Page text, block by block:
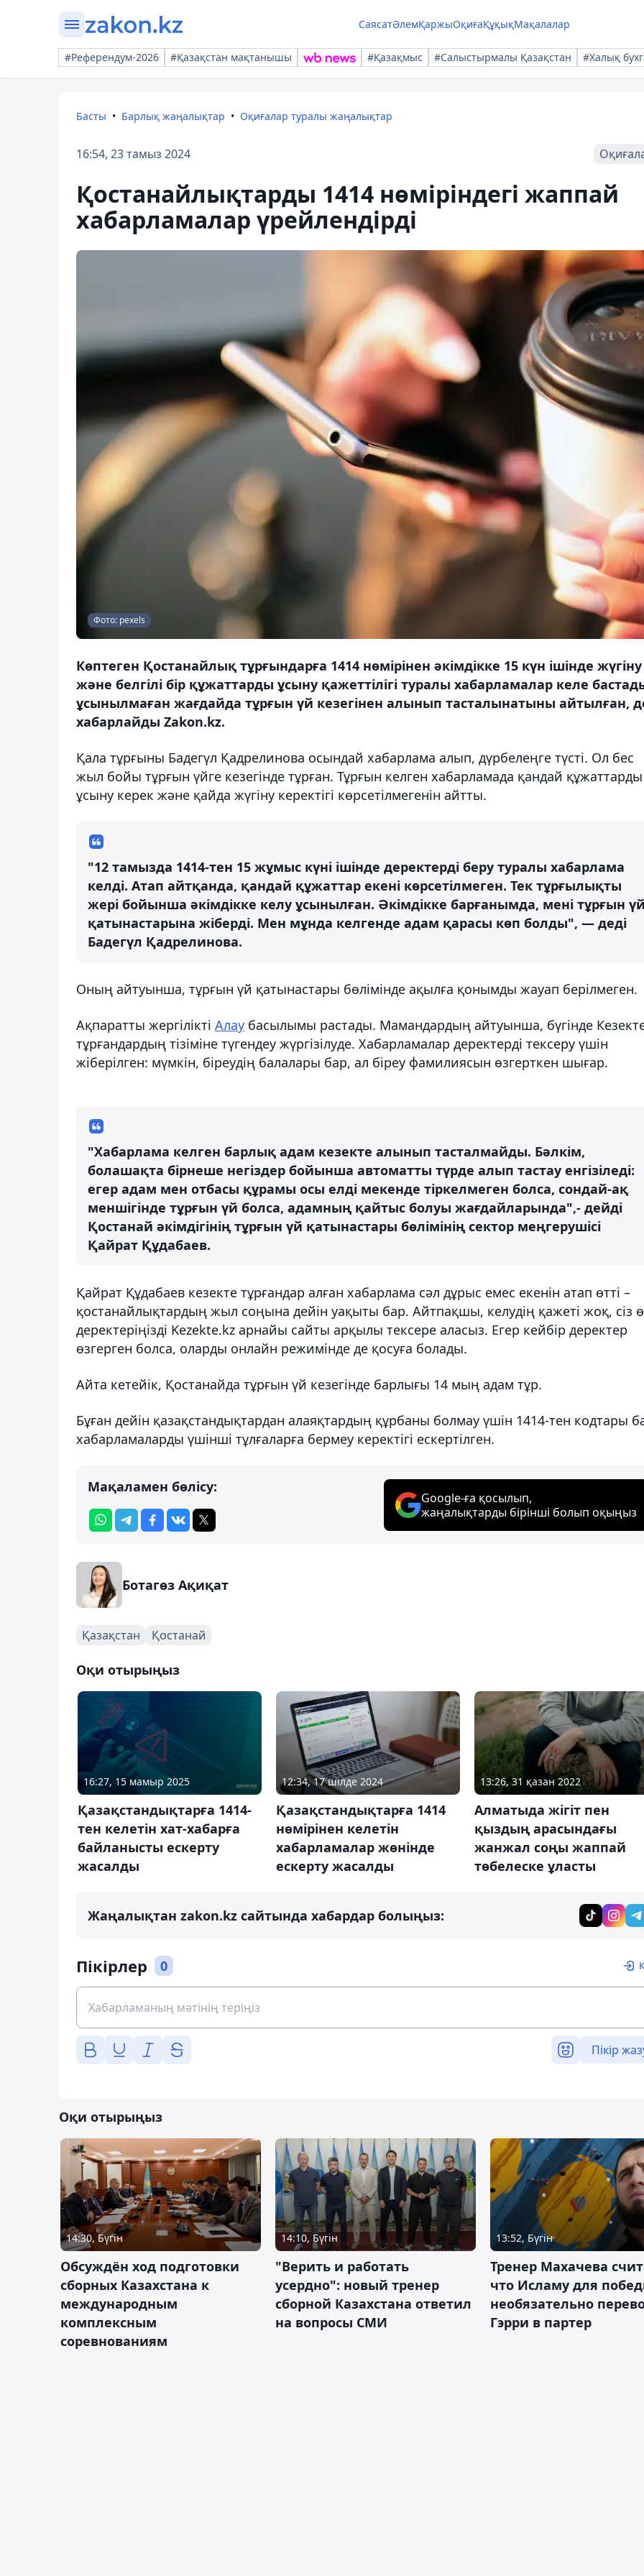
СаясатӘлемҚаржыОқиғаҚұқықМақалалар
#Референдум-2026 #Қазақстан мақтанышы #Қазақмыс #Салыстырмалы Қазақстан #Халық
Басты Барлық жаңалықтар Оқиғалар туралы жаңалықтар
16:54, 23 тамыз 2024
Қостанайлықтарды 1414 нөміріндегі жаппай
хабарламалар үрейлендірді
Фото: pexels
Көптеген Қостанайлық тұрғындарға 1414 нөмірінен әкімдікке 15 күн ішінде жүгіну
және белгілі бір құжаттарды ұсыну қажеттілігі туралы хабарламалар келе
ұсынылмаған жағдайда тұрғын үй кезегінен алынып тасталынатыны айтылған,
хабарлайды Zakon.kz.
Қала тұрғыны Бадегүл Қадрелинова осындай хабарлама алып, дүрбелеңге түсті. Ол бес
жыл бойы тұрғын үйге кезегінде тұрған. Тұрғын келген хабарламада қандай құжаттарды
ұсыну керек және қайда жүгіну керектігі көрсетілмегенін айтты.
"12 тамызда 1414-тен 15 жұмыс күні ішінде деректерді беру туралы хабарлама
келді. Атап айтқанда, қандай құжаттар екені көрсетілмеген. Тек тұрғылықты
жері бойынша әкімдікке келу ұсынылған. Әкімдікке барғанымда, мені тұрғын
қатынастарына жіберді. Мен мұнда келгенде адам қарасы көп болды", — деді
Бадегүл Қадрелинова.
Оның айтуынша, тұрғын үй қатынастары бөлімінде ақылға қонымды жауап берілмеген.
Ақпаратты жергілікті Алау басылымы растады. Мамандардың айтуынша, бүгінде
тұрғандардың тізіміне түгендеу жүргізілуде. Хабарламалар деректерді тексеру үшін
жіберілген: мүмкін, біреудің балалары бар, ал біреу фамилиясын өзгерткен шығар.
"Хабарлама келген барлық адам кезекте алынып тасталмайды. Бәлкім,
болашақта бірнеше негіздер бойынша автоматты түрде алып тастау енгізіледі:
егер адам мен отбасы құрамы осы елді мекенде тіркелмеген болса, сондай-ақ
меншігінде тұрғын үй болса, адамның қайтыс болуы жағдайларында",- дейді
Қостанай әкімдігінің тұрғын үй қатынастары бөлімінің сектор меңгерушісі
Қайрат Құдабаев.
Қайрат Құдабаев кезекте тұрғандар алған хабарлама сәл дұрыс емес екенін атап өтті –
қостанайлықтардың жыл соңына дейін уақыты бар. Айтпақшы, келудің қажеті жоқ, сіз
деректеріңізді Kezekte.kz арнайы сайты арқылы тексере аласыз. Егер кейбір деректер
өзгерген болса, оларды онлайн режимінде де қосуға болады.
Айта кетейік, Қостанайда тұрғын үй кезегінде барлығы 14 мың адам тұр.
Бұған дейін қазақстандықтардан алаяқтардың құрбаны болмау үшін 1414-тен кодтары
хабарламаларды үшінші тұлғаларға бермеу керектігі ескертілген.
Мақаламен бөлісу:
Google-ға қосылып,
жаңалықтарды бірінші болып оқыңыз
Ботагөз Ақиқат
Қазақстан Қостанай
Оқи отырыңыз
16:27, 15 мамыр 2025
Қазақстандықтарға 1414-
тен келетін хат-хабарға
байланысты ескерту
жасалды
12:34, 17 шілде 2024
Қазақстандықтарға 1414
нөмірінен келетін
хабарламалар жөнінде
ескерту жасалды
13:26, 31 қазан 2022
Алматыда жігіт пен
қыздың арасындағы
жанжал соңы жаппай
төбелеске ұласты
Жаңалықтан zakon.kz сайтында хабардар болыңыз:
Пікірлер 0
Пікір
Оқи отырыңыз
14:30, Бүгін
Обсуждён ход подготовки
сборных Казахстана к
международным
комплексным
соревнованиям
14:10, Бүгін
"Верить и работать
усердно": новый тренер
сборной Казахстана ответил
на вопросы СМИ
13:52, Бүгін
Тренер Махачева
что Исламу для
необязательно
Гэрри в партер